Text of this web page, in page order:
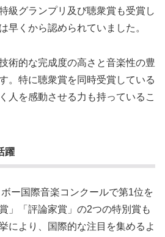
級グランプリ及び聴衆賞も受賞し
早くから認められていました。
術的な完成度の高さと音楽性の豊
。特に聴衆賞を同時受賞している
人を感動させる力も持っているこ
躍
ー国際音楽コンクールで第1位を
」「評論家賞」の2つの特別賞も
により、国際的な注目を集めるよ